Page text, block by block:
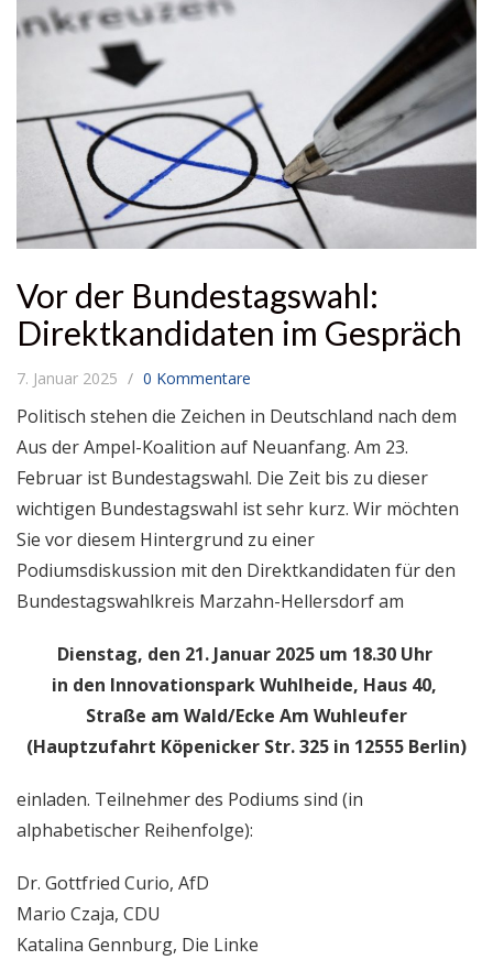
Vor der Bundestagswahl:
Direktkandidaten im Gespräch
7. Januar 2025 0 Kommentare
Politisch stehen die Zeichen in Deutschland nach dem
Aus der Ampel-Koalition auf Neuanfang. Am 23.
Februar ist Bundestagswahl. Die Zeit bis zu dieser
wichtigen Bundestagswahl ist sehr kurz. Wir möchten
Sie vor diesem Hintergrund zu einer
Podiumsdiskussion mit den Direktkandidaten für den
Bundestagswahlkreis Marzahn-Hellersdorf am
Dienstag, den 21. Januar 2025 um 18.30 Uhr
in den Innovationspark Wuhlheide, Haus 40,
Straße am Wald/Ecke Am Wuhleufer
(Hauptzufahrt Köpenicker Str. 325 in 12555 Berlin)
einladen. Teilnehmer des Podiums sind (in
alphabetischer Reihenfolge):
Dr. Gottfried Curio, AfD
Mario Czaja, CDU
Katalina Gennburg, Die Linke